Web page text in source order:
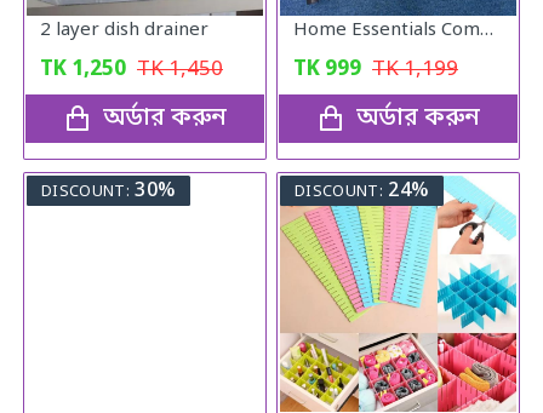
2 layer dish drainer
TK 1,250 TK1,450
অর্ডার করুন
Home Essentials Combo Pack
TK 999 TK1,199
অর্ডার করুন
DISCOUNT: 30% DISCOUNT: 24%